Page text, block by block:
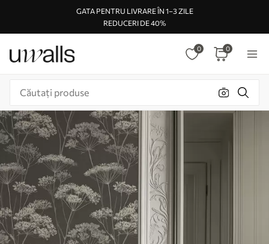
GATA PENTRU LIVRARE ÎN 1–3 ZILE
REDUCERI DE 40%
0 0